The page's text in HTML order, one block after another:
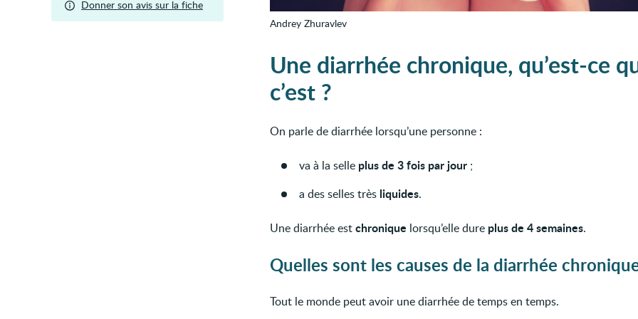
Andrey Zhuravlev
Une diarrhée chronique, qu’est-ce
c’est ?
On parle de diarrhée lorsqu’une personne :
va à la selle plus de 3 fois par jour ;
a des selles très liquides.
Une diarrhée estchronique lorsqu’elle dure plus de 4 semaines.
Quelles sont les causes de la diarrhée
Tout le monde peut avoir une diarrhée de temps en temps.
Donner son avis sur la fiche